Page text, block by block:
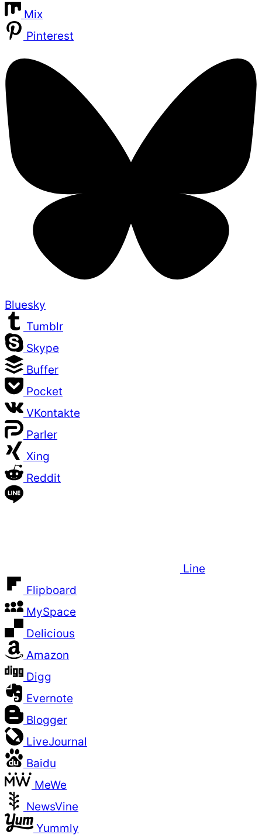
Mix
Pinterest
Bluesky
Tumblr
Skype
Buffer
Pocket
VKontakte
Parler
Xing
Reddit
Line
Flipboard
MySpace
Delicious
Amazon
Digg
Evernote
Blogger
LiveJournal
Baidu
MeWe
NewsVine
Yummly